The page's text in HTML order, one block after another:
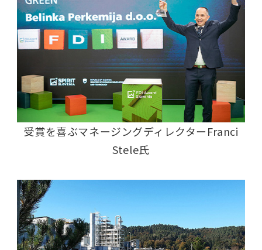
受賞を喜ぶマネージングディレクターFranci
Stele氏